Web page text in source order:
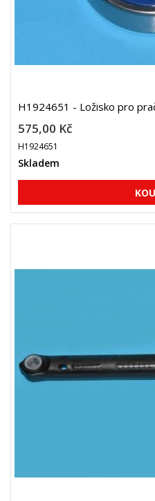
H1924651 - Ložisko pro
575,00 Kč
H1924651
Skladem